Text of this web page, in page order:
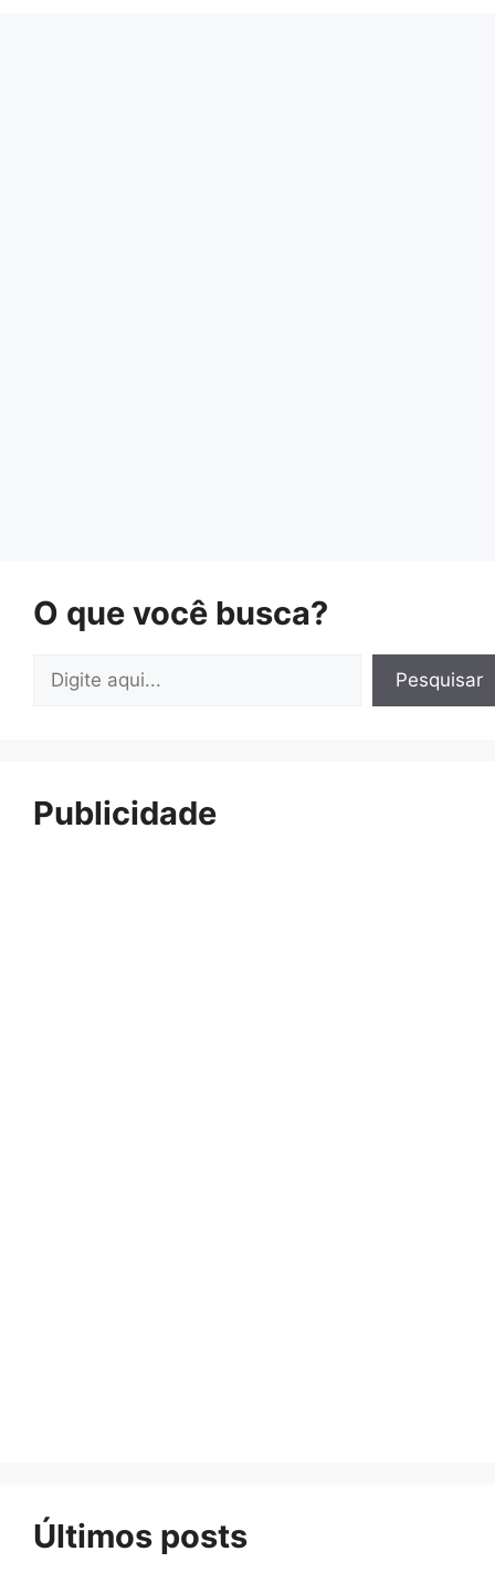
O que você busca?
Pesquisar Pesquisar
Publicidade
Últimos posts